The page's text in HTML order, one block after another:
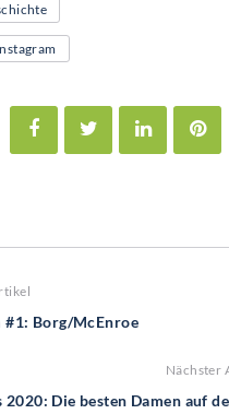
FacebookTwitter LinkedIn
#1: Borg/McEnroe
Nächster
2020: Die besten Damen auf